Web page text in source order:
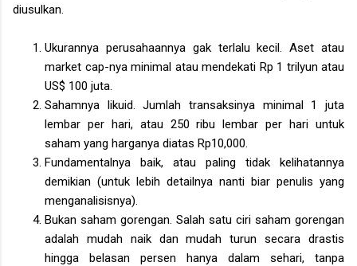
diusulkan.
Ukurannya perusahaannya gak terlalu kecil. Aset atau
market cap-nya minimal atau mendekati Rp 1 trilyun atau
US$ 100 juta.
Sahamnya likuid. Jumlah transaksinya minimal 1 juta
lembar per hari, atau 250 ribu lembar per hari untuk
saham yang harganya diatas Rp10,000.
Fundamentalnya baik, atau paling tidak kelihatannya
demikian (untuk lebih detailnya nanti biar penulis yang
menganalisisnya).
Bukan saham gorengan. Salah satu ciri saham gorengan
adalah mudah naik dan mudah turun secara drastis
hingga belasan persen hanya dalam sehari, tanpa